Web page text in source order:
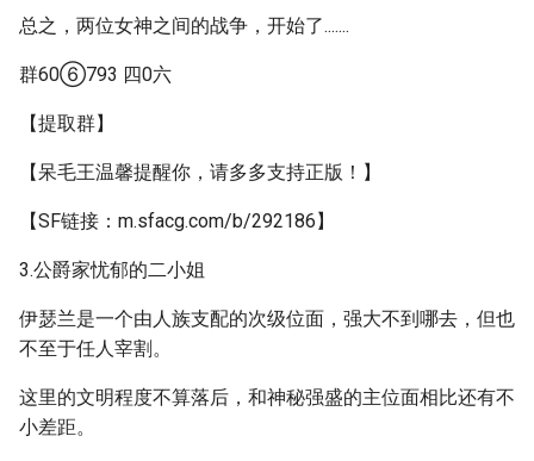
总之，两位女神之间的战争，开始了.......
群60⑥793 四0六
【提取群】
【呆毛王温馨提醒你，请多多支持正版！】
【SF链接：m.sfacg.com/b/292186】
3.公爵家忧郁的二小姐
伊瑟兰是一个由人族支配的次级位面，强大不到哪去，但也
不至于任人宰割。
这里的文明程度不算落后，和神秘强盛的主位面相比还有不
小差距。